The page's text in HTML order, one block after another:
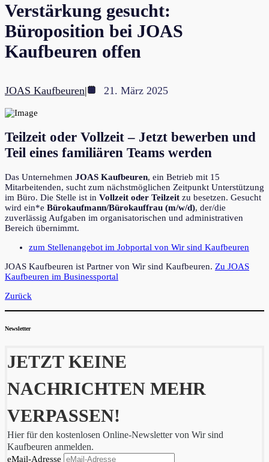
Verstärkung gesucht:
Büroposition bei JOAS
Kaufbeuren offen
JOAS Kaufbeuren| 21. März 2025
Teilzeit oder Vollzeit – Jetzt bewerben und
Teil eines familiären Teams werden
Das Unternehmen JOAS Kaufbeuren, ein Betrieb mit 15
Mitarbeitenden, sucht zum nächstmöglichen Zeitpunkt Unterstützung
im Büro. Die Stelle ist in Vollzeit oder Teilzeit zu besetzen. Gesucht
wird ein*e Bürokaufmann/Bürokauffrau (m/w/d), der/die
zuverlässig Aufgaben im organisatorischen und administrativen
Bereich übernimmt.
zum Stellenangebot im Jobportal von Wir sind Kaufbeuren
JOAS Kaufbeuren ist Partner von Wir sind Kaufbeuren. Zu JOAS
Kaufbeuren im Businessportal
Zurück
Newsletter
JETZT KEINE
NACHRICHTEN MEHR
VERPASSEN!
Hier für den kostenlosen Online-Newsletter von Wir sind
Kaufbeuren anmelden.
eMail-Adresse